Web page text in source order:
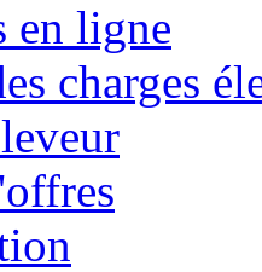
en ligne
charges